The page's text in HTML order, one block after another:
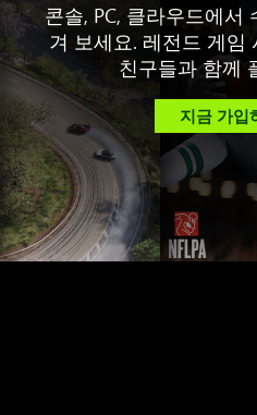
콘솔, PC, 클라우드에서
겨 보세요. 레전드 게임
친구들과 함께
지금 가입